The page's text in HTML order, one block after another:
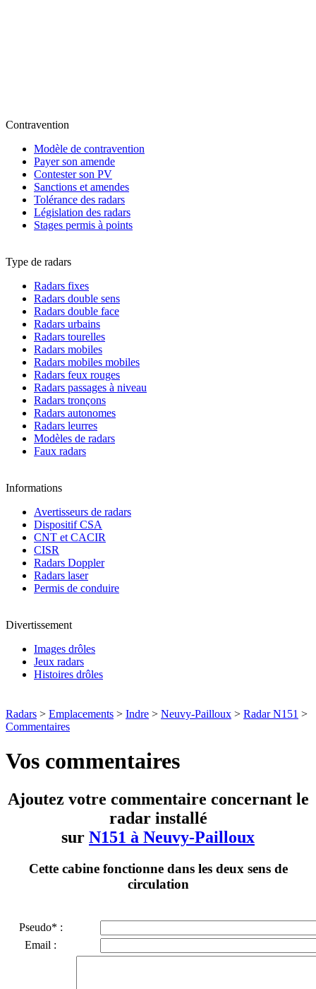
Contravention
Modèle de contravention
Payer son amende
Contester son PV
Sanctions et amendes
Tolérance des radars
Législation des radars
Stages permis à points
Type de radars
Radars fixes
Radars double sens
Radars double face
Radars urbains
Radars tourelles
Radars mobiles
Radars mobiles mobiles
Radars feux rouges
Radars passages à niveau
Radars tronçons
Radars autonomes
Radars leurres
Modèles de radars
Faux radars
Informations
Avertisseurs de radars
Dispositif CSA
CNT et CACIR
CISR
Radars Doppler
Radars laser
Permis de conduire
Divertissement
Images drôles
Jeux radars
Histoires drôles
Radars > Emplacements > Indre > Neuvy-Pailloux > Radar N151 >
Commentaires
Vos commentaires
Ajoutez votre commentaire concernant le
radar installé
sur N151 à Neuvy-Pailloux
Cette cabine fonctionne dans les deux sens de
circulation
Pseudo* :
Email :